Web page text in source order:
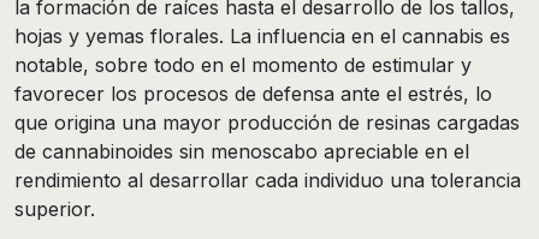
la formación de raíces hasta el desarrollo de los tallos,
hojas y yemas florales. La influencia en el cannabis es
notable, sobre todo en el momento de estimular y
favorecer los procesos de defensa ante el estrés, lo
que origina una mayor producción de resinas cargadas
de cannabinoides sin menoscabo apreciable en el
rendimiento al desarrollar cada individuo una tolerancia
superior.